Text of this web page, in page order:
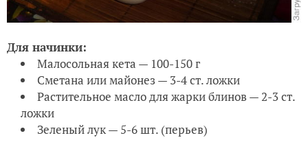
Для начинки:
Малосольная кета — 100-150 г
Сметана или майонез — 3-4 ст. ложки
Растительное масло для жарки блинов — 2-3 ст.
ложки
Зеленый лук — 5-6 шт. (перьев)